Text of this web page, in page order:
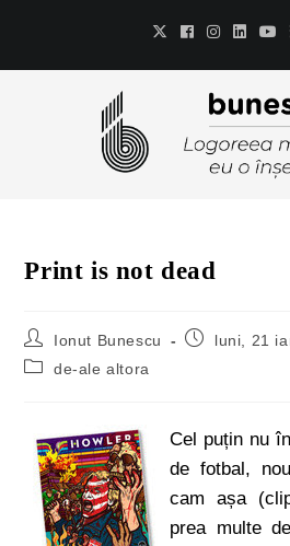
Print is not dead
Ionut Bunescu
luni, 21
de-ale altora
Cel puțin nu
de fotbal,
cam așa
prea multe